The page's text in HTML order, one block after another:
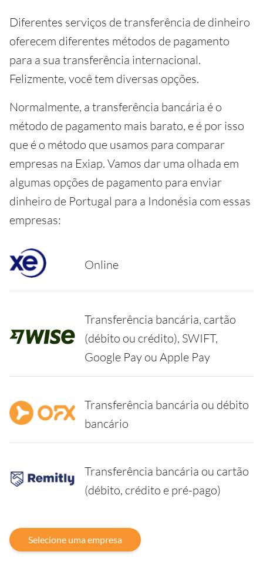
Diferentes serviços de transferência de dinheiro
oferecem diferentes métodos de pagamento
para a sua transferência internacional.
Felizmente, você tem diversas opções.
Normalmente, a transferência bancária é o
método de pagamento mais barato, e é por isso
que é o método que usamos para comparar
empresas na Exiap. Vamos dar uma olhada em
algumas opções de pagamento para enviar
dinheiro de Portugal para a Indonésia com essas
empresas:
Online
Transferência bancária, cartão
(débito ou crédito), SWIFT,
Google Pay ou Apple Pay
Transferência bancária ou débito
bancário
Transferência bancária ou cartão
(débito, crédito e pré-pago)
Selecione uma empresa